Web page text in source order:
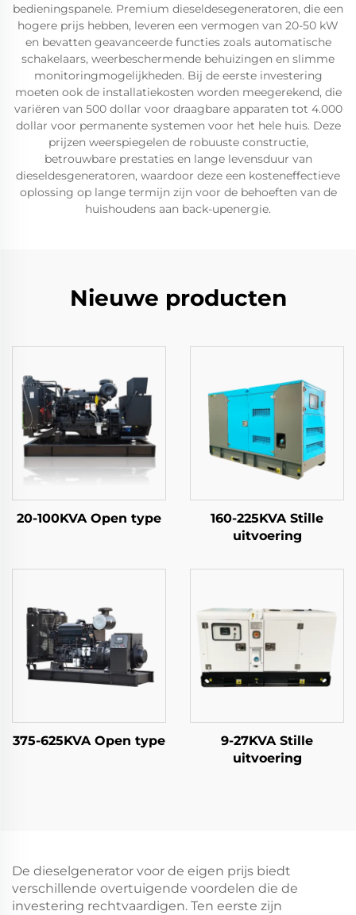
bedieningspanele. Premium dieseldesegeneratoren, die een
hogere prijs hebben, leveren een vermogen van 20-50 kW
en bevatten geavanceerde functies zoals automatische
schakelaars, weerbeschermende behuizingen en slimme
monitoringmogelijkheden. Bij de eerste investering
moeten ook de installatiekosten worden meegerekend, die
variëren van 500 dollar voor draagbare apparaten tot 4.000
dollar voor permanente systemen voor het hele huis. Deze
prijzen weerspiegelen de robuuste constructie,
betrouwbare prestaties en lange levensduur van
dieseldesgeneratoren, waardoor deze een kosteneffectieve
oplossing op lange termijn zijn voor de behoeften van de
huishoudens aan back-upenergie.
Nieuwe producten
20-100KVA Open type
160-225KVA Stille
uitvoering
375-625KVA Open type
9-27KVA Stille
uitvoering
De dieselgenerator voor de eigen prijs biedt
verschillende overtuigende voordelen die de
investering rechtvaardigen. Ten eerste zijn